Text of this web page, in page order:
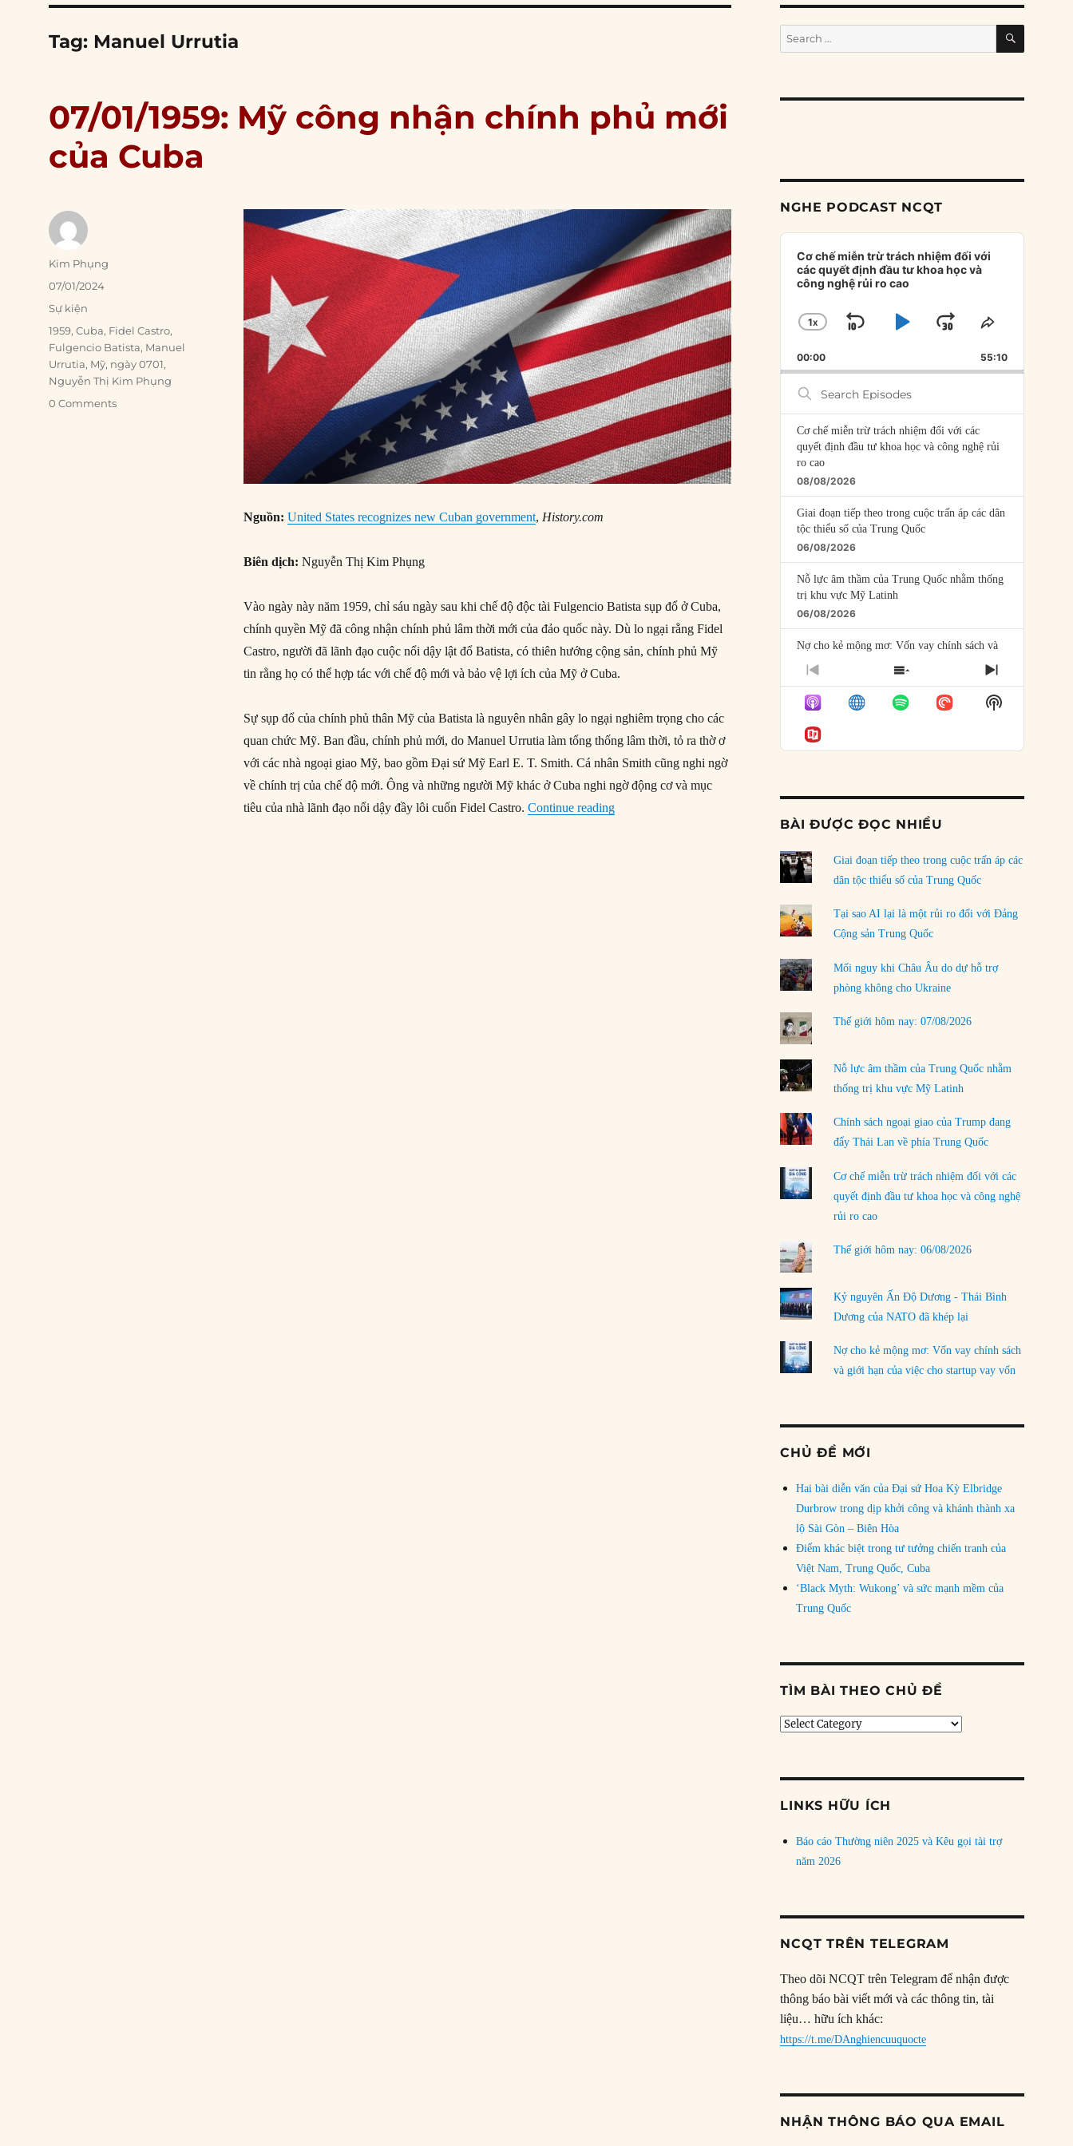
Tag: Manuel Urrutia
07/01/1959: Mỹ công nhận chính phủ mới
của Cuba
Nguồn:United States recognizes new Cuban government, History.com
Biên dịch: Nguyễn Thị Kim Phụng
Vào ngày này năm 1959, chỉ sáu ngày sau khi chế độ độc tài Fulgencio Batista sụp đổ ở Cuba,
chính quyền Mỹ đã công nhận chính phủ lâm thời mới của đảo quốc này. Dù lo ngại rằng Fidel
Castro, người đã lãnh đạo cuộc nổi dậy lật đổ Batista, có thiên hướng cộng sản, chính phủ Mỹ
tin rằng họ có thể hợp tác với chế độ mới và bảo vệ lợi ích của Mỹ ở Cuba.
Sự sụp đổ của chính phủ thân Mỹ của Batista là nguyên nhân gây lo ngại nghiêm trọng cho các
quan chức Mỹ. Ban đầu, chính phủ mới, do Manuel Urrutia làm tổng thống lâm thời, tỏ ra thờ ơ
với các nhà ngoại giao Mỹ, bao gồm Đại sứ Mỹ Earl E. T. Smith. Cá nhân Smith cũng nghi ngờ
về chính trị của chế độ mới. Ông và những người Mỹ khác ở Cuba nghi ngờ động cơ và mục
tiêu của nhà lãnh đạo nổi dậy đầy lôi cuốn Fidel Castro.Continue reading“07/01/1959: Mỹ công nhận chính phủ mới của Cuba”
Author
Kim Phụng
Posted
07/01/2024
Categories
Sự kiện
Tags
1959,Cuba, Fidel Castro,
Fulgencio Batista, Manuel
Urrutia, Mỹ, ngày 0701,
Nguyễn Thị Kim Phụng
0 Comments
Search
for:
SEARCH
NGHE PODCAST NCQT
Audio
Player
Cơ chế miễn trừ trách nhiệm đối với
các quyết định đầu tư khoa học và
công nghệ rủi ro cao
CHANGE
RATE
1X
SKIP
BACKWARD
PLAYJUMP
FORWARD
SHARE
EPISODE
00:00 55:10
Search
Episodes
Cơ chế miễn trừ trách nhiệm đối với các
quyết định đầu tư khoa học và công nghệ rủi
ro cao
08/08/2026
Giai đoạn tiếp theo trong cuộc trấn áp các dân
tộc thiểu số của Trung Quốc
06/08/2026
Nỗ lực âm thầm của Trung Quốc nhằm thống
trị khu vực Mỹ Latinh
06/08/2026
Nợ cho kẻ mộng mơ: Vốn vay chính sách và
giới hạn của việc cho startup vay vốn
Mỹ Latinh đang trở thành “phòng thí nghiệm”
của phe cánh hữu mới
04/08/2026
Ngoại trưởng Nhật Bản?
Dương
03/08/2026
Đặt cược vào thất bại: Các quỹ đầu tư mạo
hiểm quốc gia và khía cạnh chính trị của vốn
02/08/2026
Làm thế nào để kết thúc Chiến tranh Iran?
01/08/2026
Chiến lược kế tiếp của Bắc Kinh ở Biển Đông
31/07/2026
LOAD MORE
PREVIOUS
EPISODE
SHOW
EPISODES
LIST
NEXT
EPISODE
Show
Podcast
BÀI ĐƯỢC ĐỌC NHIỀU
Giai đoạn tiếp theo trong cuộc trấn áp các
dân tộc thiểu số của Trung Quốc
Tại sao AI lại là một rủi ro đối với Đảng
Cộng sản Trung Quốc
Mối nguy khi Châu Âu do dự hỗ trợ
phòng không cho Ukraine
Thế giới hôm nay: 07/08/2026
Nỗ lực âm thầm của Trung Quốc nhằm
thống trị khu vực Mỹ Latinh
Chính sách ngoại giao của Trump đang
đẩy Thái Lan về phía Trung Quốc
Cơ chế miễn trừ trách nhiệm đối với các
quyết định đầu tư khoa học và công nghệ
rủi ro cao
Thế giới hôm nay: 06/08/2026
Kỷ nguyên Ấn Độ Dương - Thái Bình
Dương của NATO đã khép lại
Nợ cho kẻ mộng mơ: Vốn vay chính sách
và giới hạn của việc cho startup vay vốn
CHỦ ĐỀ MỚI
Hai bài diễn văn của Đại sứ Hoa Kỳ Elbridge
Durbrow trong dịp khởi công và khánh thành xa
lộ Sài Gòn – Biên Hòa
Điểm khác biệt trong tư tưởng chiến tranh của
Việt Nam, Trung Quốc, Cuba
‘Black Myth: Wukong’ và sức mạnh mềm của
Trung Quốc
TÌM BÀI THEO CHỦ ĐỀ
Tìm
LINKS HỮU ÍCH
Báo cáo Thường niên 2025 và Kêu gọi tài trợ
năm 2026
NCQT TRÊN TELEGRAM
Theo dõi NCQT trên Telegram để nhận được
thông báo bài viết mới và các thông tin, tài
liệu… hữu ích khác:
https://t.me/DAnghiencuuquocte
NHẬN THÔNG BÁO QUA EMAIL